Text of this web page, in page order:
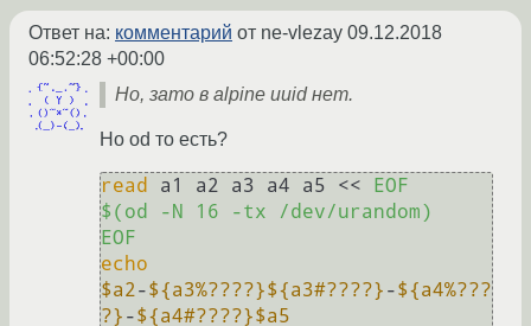
Ответ на: комментарий от ne-vlezay 09.12.2018
06:52:28 +00:00
Но, зато в alpine uuid нет.
Но od то есть?
read a1 a2 a3 a4 a5 <<
EOF
$(od -N 16 -tx /dev/urandom)
EOF
echo
$a2-${a3%????}${a3#????} -${a4%???
?} -${a4#????}$a5